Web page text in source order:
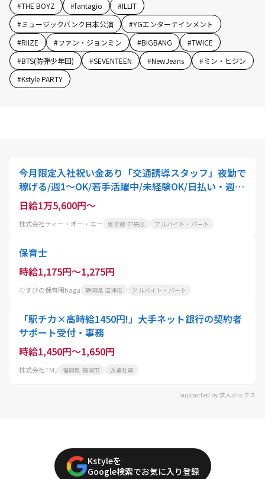
#THE BOYZ #fantagio #ILLIT
#ミュージックバンク日本公演 #YGエンターテインメント
#RIIZE #ファン・ジョンミン #BIGBANG #TWICE
#BTS(防弾少年団) #SEVENTEEN #NewJeans #ミン・ヒジン
#Kstyle PARTY
今月限定入社祝い金あり「交通誘導スタッフ」夜勤で
稼げる/週1～OK/若手活躍中/未経験OK/日払い・週払
いOK/直行直帰OK
日給1万5,600円～
株式会社ティー・オー・エー 東京都 中央区 アルバイト・パート
保育士
時給1,175円～1,275円
むすびの保育園hagu 静岡県 沼津市 アルバイト・パート
「駅チカ×高時給1450円!」大手ネット銀行の契約者
サポート受付・事務
時給1,450円～1,650円
株式会社TMJ 福岡県 福岡市 派遣社員
supported by 求人ボックス
Kstyleを
Google検索でお気に入り登録